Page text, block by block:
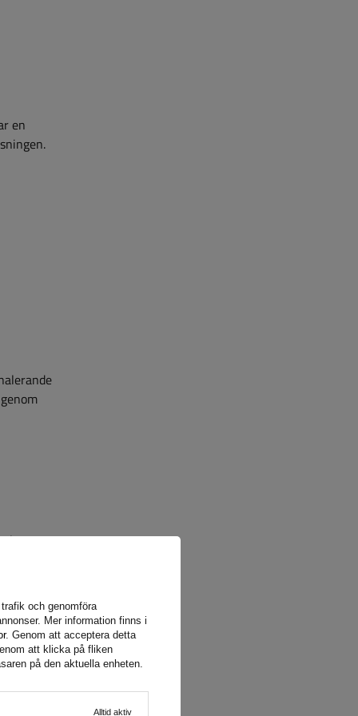
en
en
och genomföra
Mer information finns i
. Genom att acceptera detta
att klicka på fliken
på den aktuella enheten.
Alltid aktiv